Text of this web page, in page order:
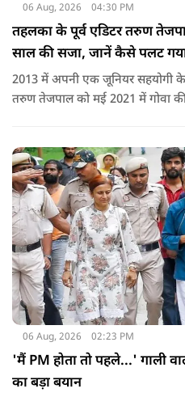
06 Aug, 2026 04:30 PM
तहलका के पूर्व एडिटर तरुण
साल की सजा, जानें कैसे पलट
2013 में अपनी एक जूनियर सहयोगी
तरुण तेजपाल को मई 2021 में गोवा की
06 Aug, 2026 02:23 PM
'मैं PM होता तो पहले...' गाली
का बड़ा बयान